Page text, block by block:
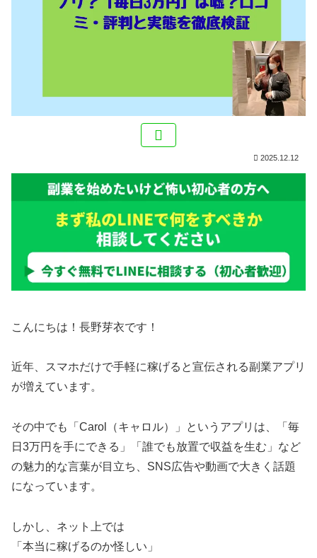
2025.12.12
こんにちは！長野芽衣です！
近年、スマホだけで手軽に稼げると宣伝される副業アプリ
が増えています。
その中でも「Carol（キャロル）」というアプリは、「毎
日3万円を手にできる」「誰でも放置で収益を生む」など
の魅力的な言葉が目立ち、SNS広告や動画で大きく話題
になっています。
しかし、ネット上では
「本当に稼げるのか怪しい」